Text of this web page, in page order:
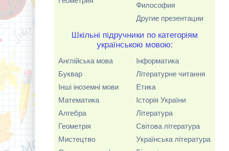
Философия
Другие презентации
Шкільні підручники по категоріям
українською мовою:
Англійська мова
Буквар
Інші іноземні мови
Математика
Алгебра
Геометрія
Мистецтво
Інформатика
Літературне читання
Етика
Історія України
Література
Світова література
Українська література